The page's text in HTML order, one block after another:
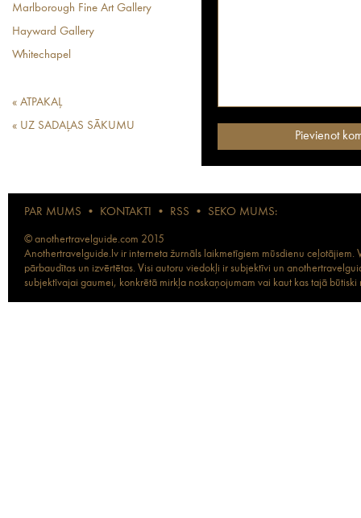
Marlborough Fine Art Gallery
Hayward Gallery
Whitechapel
« ATPAKAĻ
« UZ SADAĻAS SĀKUMU
PAR MUMS • KONTAKTI • RSS • SEKO MUMS:
© anothertravelguide.com 2015
Anothertravelguide.lv ir interneta žurnāls laikmetīgiem mūsdienu
pārbaudītas un izvērtētas. Visi autoru viedokļi ir subjektīvi un
subjektīvajai gaumei, konkrētā mirkļa noskaņojumam vai kaut kas tajā